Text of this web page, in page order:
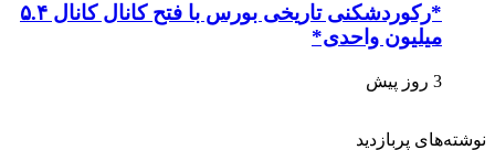
*رکوردشکنی تاریخی بورس با فتح کانال کانال ۵.۴
میلیون واحدی*
3 روز پیش
نوشته‌های پربازدید